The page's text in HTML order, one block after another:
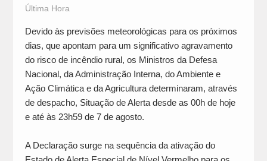
Última Hora
Devido às previsões meteorológicas para os próximos
dias, que apontam para um significativo agravamento
do risco de incêndio rural, os Ministros da Defesa
Nacional, da Administração Interna, do Ambiente e
Ação Climática e da Agricultura determinaram, através
de despacho, Situação de Alerta desde as 00h de hoje
e até às 23h59 de 7 de agosto.
A Declaração surge na sequência da ativação do